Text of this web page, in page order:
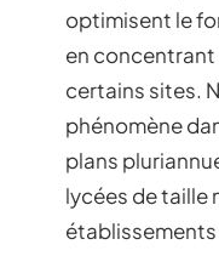
optimisent le
en concentrant
certains sites.
phénomène
plans
lycées de taille